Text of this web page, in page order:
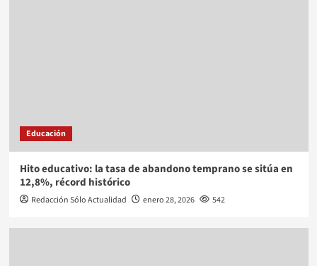
Educación
Hito educativo: la tasa de abandono temprano se sitúa en
12,8%, récord histórico
Redacción Sólo Actualidad enero 28, 2026 542